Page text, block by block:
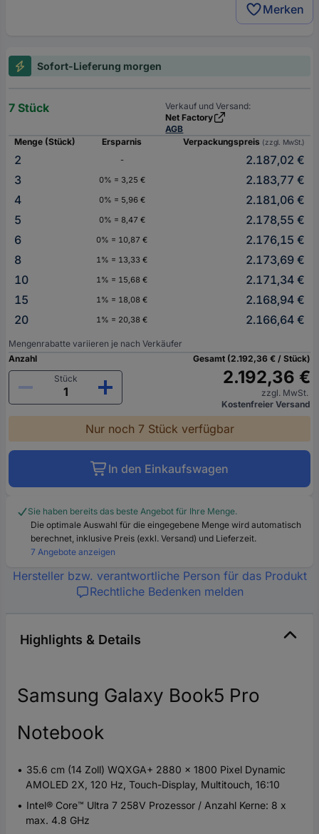
Merken
Sofort-Lieferung morgen
7 Stück
Verkauf und Versand:
Net Factory
AGB
Menge (Stück)
Ersparnis Verpackungspreis (zzgl. MwSt.)
2 -
2.187,02 €
3
0% = 3,25 €
2.183,77 €
4
0% = 5,96 €
2.181,06 €
5
0% = 8,47 €
2.178,55 €
6
0% = 10,87 €
2.176,15 €
8
1% = 13,33 €
2.173,69 €
10
1% = 15,68 €
2.171,34 €
15
1% = 18,08 €
2.168,94 €
20
1% = 20,38 € 2.166,64 €
Mengenrabatte variieren je nach Verkäufer
Anzahl
Stück
Gesamt (2.192,36 € / Stück)
2.192,36 €
zzgl. MwSt.
Kostenfreier Versand
Nur noch 7 Stück verfügbar
In den Einkaufswagen
Sie haben bereits das beste Angebot für Ihre Menge.
Die optimale Auswahl für die eingegebene Menge wird automatisch
berechnet, inklusive Preis (exkl. Versand) und Lieferzeit.
7 Angebote anzeigen
Hersteller bzw. verantwortliche Person für das Produkt
Rechtliche Bedenken melden
Highlights & Details
Samsung Galaxy Book5 Pro
Notebook
35.6 cm (14 Zoll) WQXGA+ 2880 x 1800 Pixel Dynamic
AMOLED 2X, 120 Hz, Touch-Display, Multitouch, 16:10
Intel® Core™ Ultra 7 258V Prozessor / Anzahl Kerne: 8 x
max. 4.8 GHz